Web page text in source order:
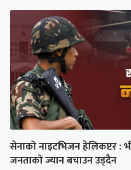
सेनाको नाइटभिजन हेलिकप्टर :
जनताको ज्यान बचाउन उड्दैन